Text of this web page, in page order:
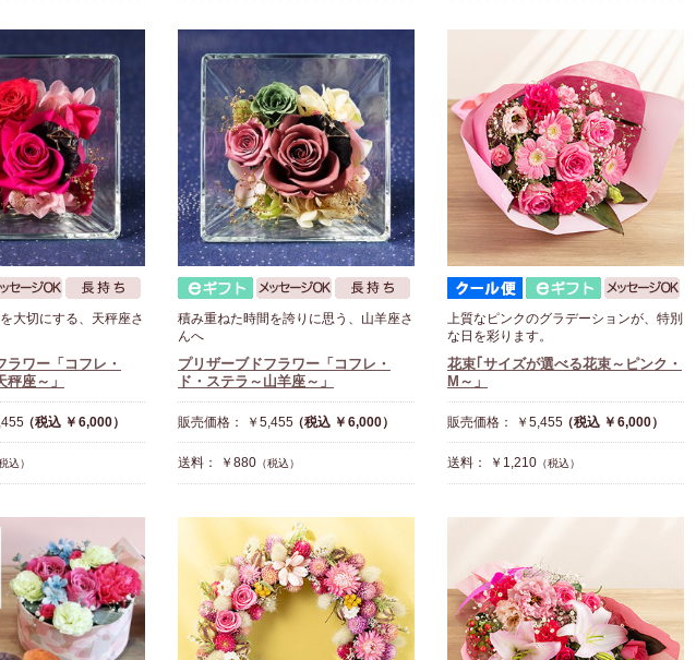
大切にする、天秤座さ
ラワー「コフレ・
秤座～」
（税込 ￥6,000）
込）
積み重ねた時間を誇りに思う、山羊座さ
んへ
プリザーブドフラワー「コフレ・
ド・ステラ～山羊座～」
販売価格： ￥5,455（税込 ￥6,000）
送料： ￥880 （税込）
上質なピンクのグラデーションが、特別
な日を彩ります。
花束｢サイズが選べる花束～ピンク・
M～」
販売価格： ￥5,455（税込 ￥6,000）
送料： ￥1,210 （税込）